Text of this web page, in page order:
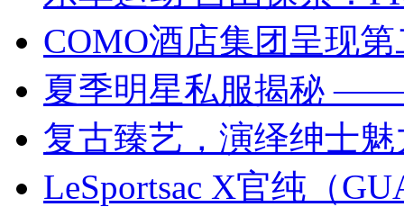
COMO酒店集团呈现
夏季明星私服揭秘 ——
复古臻艺，演绎绅士
LeSportsac X官纯（